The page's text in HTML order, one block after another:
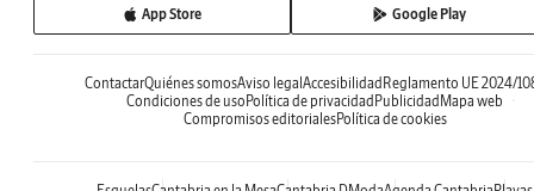
App Store Google Play
ContactarQuiénes somosAviso legalAccesibilidadReglamento UE 2024/
Condiciones de usoPolítica de privacidadPublicidadMapa web
Compromisos editorialesPolítica de cookies